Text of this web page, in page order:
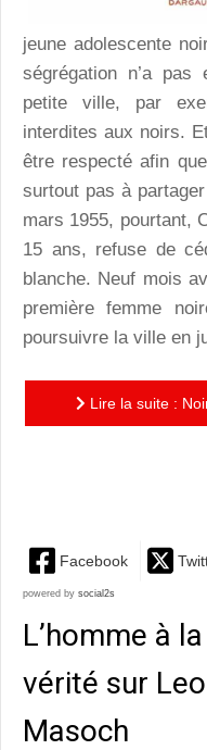
jeune adolescente
ségrégation n’a
petite ville, par
interdites aux noirs.
être respecté afin
surtout pas à
mars 1955, pourtant,
15 ans, refuse de
blanche. Neuf mois
première femme
poursuivre la ville en
Lire la suite :
Facebook
powered by social2s
L’homme à
vérité sur
Masoch